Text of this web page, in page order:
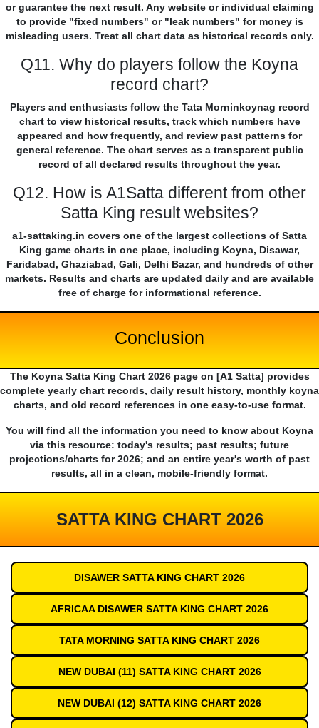
or guarantee the next result. Any website or individual claiming
to provide "fixed numbers" or "leak numbers" for money is
misleading users. Treat all chart data as historical records only.
Q11. Why do players follow the Koyna
record chart?
Players and enthusiasts follow the Tata Morninkoynag record
chart to view historical results, track which numbers have
appeared and how frequently, and review past patterns for
general reference. The chart serves as a transparent public
record of all declared results throughout the year.
Q12. How is A1Satta different from other
Satta King result websites?
a1-sattaking.in covers one of the largest collections of Satta
King game charts in one place, including Koyna, Disawar,
Faridabad, Ghaziabad, Gali, Delhi Bazar, and hundreds of other
markets. Results and charts are updated daily and are available
free of charge for informational reference.
Conclusion
The Koyna Satta King Chart 2026 page on [A1 Satta] provides
complete yearly chart records, daily result history, monthly koyna
charts, and old record references in one easy-to-use format.
You will find all the information you need to know about Koyna
via this resource: today's results; past results; future
projections/charts for 2026; and an entire year's worth of past
results, all in a clean, mobile-friendly format.
SATTA KING CHART 2026
DISAWER SATTA KING CHART 2026
AFRICAA DISAWER SATTA KING CHART 2026
TATA MORNING SATTA KING CHART 2026
NEW DUBAI (11) SATTA KING CHART 2026
NEW DUBAI (12) SATTA KING CHART 2026